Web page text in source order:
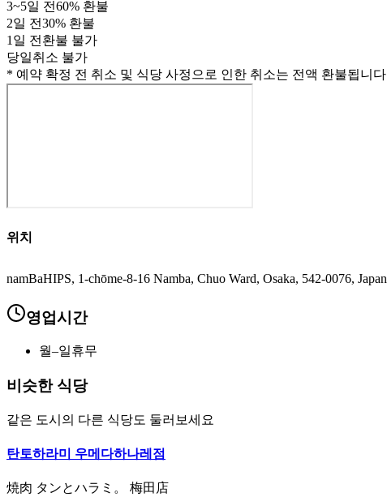
3~5일 전60% 환불
2일 전30% 환불
1 일 전 환불 불가
당일취소 불가
* 예약 확정 전 취소 및 식당 사정으로 인한 취소는 전액 환불됩니
위치
namBaHIPS, 1-chōme-8-16 Namba, Chuo Ward, Osaka, 542-0076, Japan
영업시간
월–일휴무
비슷한 식당
같은 도시의 다른 식당도 둘러보세요
탄토하라미 우메다하나레점
焼肉 タンとハラミ。 梅田店